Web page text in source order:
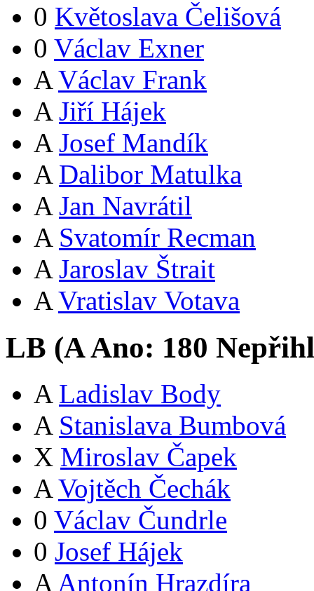
0 Květoslava Čelišová
0 Václav Exner
A Václav Frank
A Jiří Hájek
A Josef Mandík
A Dalibor Matulka
A Jan Navrátil
A Svatomír Recman
A Jaroslav Štrait
A Vratislav Votava
LB (AAno: 180
A Ladislav Body
A Stanislava Bumbová
X Miroslav Čapek
A Vojtěch Čechák
0 Václav Čundrle
0 Josef Hájek
A Antonín Hrazdíra